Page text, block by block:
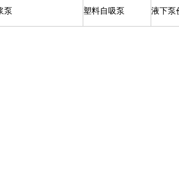
泵 塑料自吸泵 液下泵